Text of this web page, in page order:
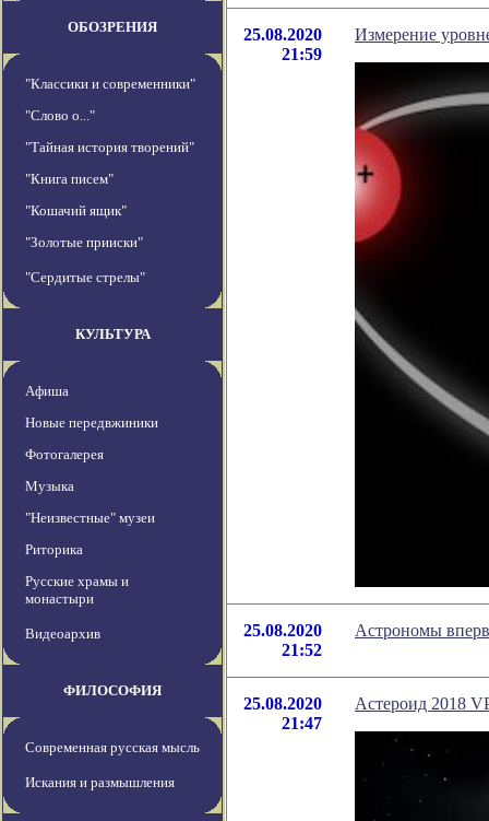
ОБОЗРЕНИЯ
"Классики и современники"
"Слово о..."
"Тайная история творений"
"Книга писем"
"Кошачий ящик"
"Золотые прииски"
"Сердитые стрелы"
КУЛЬТУРА
Афиша
Новые передвжиники
Фотогалерея
Музыка
"Неизвестные" музеи
Риторика
Русские храмы и
монастыри
Видеоархив
ФИЛОСОФИЯ
Современная русская мысль
Искания и размышления
25.08.2020
21:59
Измерение
25.08.2020
21:52
Астрономы
25.08.2020
21:47
Астероид 2018